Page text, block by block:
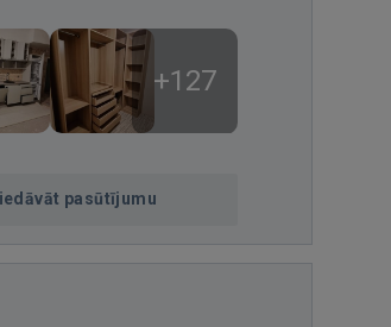
+127
pasūtījumu